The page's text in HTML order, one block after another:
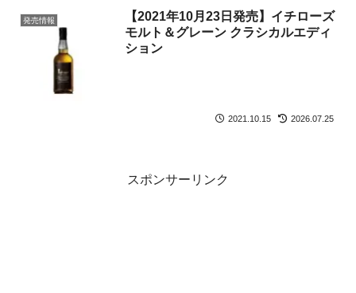
発売情報
【2021年10月23日発売】イチローズ
モルト＆グレーン クラシカルエディ
ション
2021.10.15 2026.07.25
スポンサーリンク